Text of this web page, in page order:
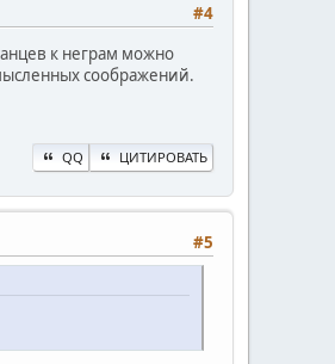
#4
к неграм можно
соображений.
QQ ЦИТИРОВАТЬ
#5